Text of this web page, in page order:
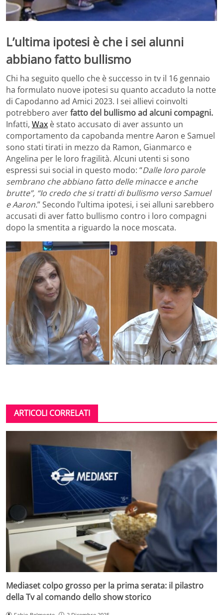
L’ultima ipotesi è che i sei alunni
abbiano fatto bullismo
Chi ha seguito quello che è successo in tv il 16 gennaio
ha formulato nuove ipotesi su quanto accaduto la notte
di Capodanno ad Amici 2023. I sei allievi coinvolti
potrebbero averfatto del bullismo ad alcuni compagni.
Infatti, Wax è stato accusato di aver assunto un
comportamento da capobanda mentre Aaron e Samuel
sono stati tirati in mezzo da Ramon, Gianmarco e
Angelina per le loro fragilità. Alcuni utenti si sono
espressi sui social in questo modo: “Dalle loro parole
sembrano che abbiano fatto delle minacce e anche
brutte”, “Io credo che si tratti di bullismo verso Samuel
e Aaron.” Secondo l’ultima ipotesi, i sei alluni sarebbero
accusati di aver fatto bullismo contro i loro compagni
dopo la smentita a riguardo la noce moscata.
ARTICOLI CORRELATI
Mediaset colpo grosso per la prima serata: il pilastro
della Tv al comando dello show storico